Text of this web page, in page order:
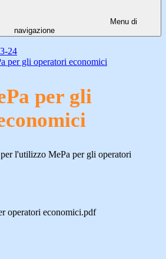
Menu di
navigazione
24
per gli operatori economici
per gli
l'utilizzo MePa per gli operatori
operatori economici.pdf